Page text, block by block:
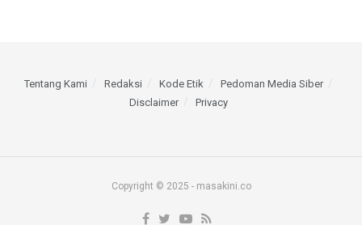
Tentang Kami Redaksi Kode Etik
Pedoman Media Siber
Disclaimer
Privacy
Copyright © 2025 - masakini.co